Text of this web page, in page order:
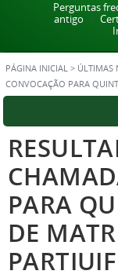
Perguntas
antigo
PÁGINA INICIAL > ÚLTIMAS
CONVOCAÇÃO PARA
PARA
DE
PARTIUIF